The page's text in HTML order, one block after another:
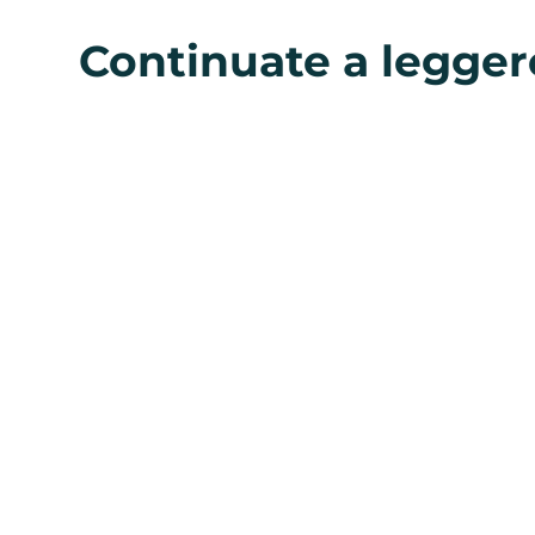
Continuate a